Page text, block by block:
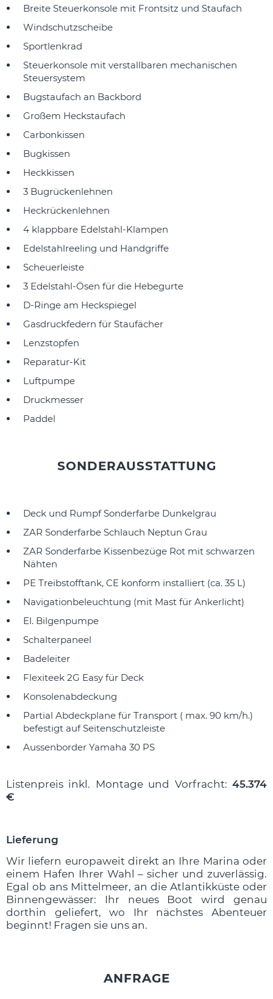
Breite Steuerkonsole mit Frontsitz und Staufach
Windschutzscheibe
Sportlenkrad
Steuerkonsole mit verstallbaren mechanischen
Steuersystem
Bugstaufach an Backbord
Großem Heckstaufach
Carbonkissen
Bugkissen
Heckkissen
3 Bugrückenlehnen
Heckrückenlehnen
4 klappbare Edelstahl-Klampen
Edelstahlreeling und Handgriffe
Scheuerleiste
3 Edelstahl-Ösen für die Hebegurte
D-Ringe am Heckspiegel
Gasdruckfedern für Staufächer
Lenzstopfen
Reparatur-Kit
Luftpumpe
Druckmesser
Paddel
SONDERAUSSTATTUNG
Deck und Rumpf Sonderfarbe Dunkelgrau
ZAR Sonderfarbe Schlauch Neptun Grau
ZAR Sonderfarbe Kissenbezüge Rot mit schwarzen
Nähten
PE Treibstofftank, CE konform installiert (ca. 35 L)
Navigationbeleuchtung (mit Mast für Ankerlicht)
El. Bilgenpumpe
Schalterpaneel
Badeleiter
Flexiteek 2G Easy für Deck
Konsolenabdeckung
Partial Abdeckplane für Transport ( max. 90 km/h.)
befestigt auf Seitenschutzleiste
Aussenborder Yamaha 30 PS
Listenpreis inkl. Montage und Vorfracht: 45.374
€
Lieferung
Wir liefern europaweit direkt an Ihre Marina oder
einem Hafen Ihrer Wahl – sicher und zuverlässig.
Egal ob ans Mittelmeer, an die Atlantikküste oder
Binnengewässer: Ihr neues Boot wird genau
dorthin geliefert, wo Ihr nächstes Abenteuer
beginnt! Fragen sie uns an.
ANFRAGE